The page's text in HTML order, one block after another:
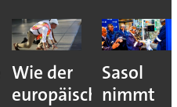
Wie der
europäische
Sasol
nimmt